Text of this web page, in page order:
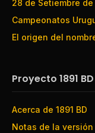
28 de Setiembre de
Campeonatos
El origen del
Proyecto 1891 BD
Acerca de 1891 BD
Notas de la versión